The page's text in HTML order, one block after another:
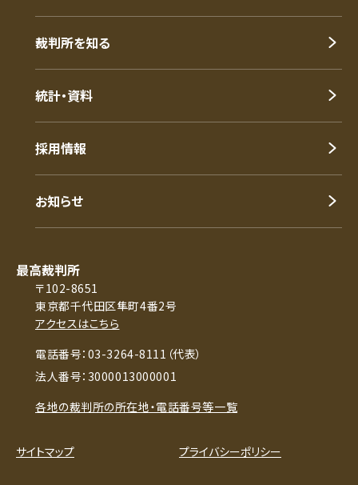
裁判所を知る
統計・資料
採用情報
お知らせ
最高裁判所
〒102-8651
東京都千代田区隼町4番2号
アクセスはこちら
電話番号：03-3264-8111（代表）
法人番号：3000013000001
各地の裁判所の所在地・電話番号等一覧
サイトマップ プライバシーポリシー